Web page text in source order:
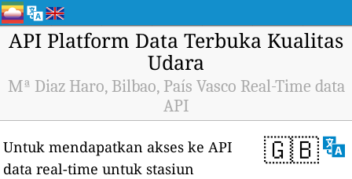
API Platform Data Terbuka Kualitas
Udara
Mª Diaz Haro, Bilbao, País Vasco Real-Time data
API
🇬🇧
Untuk mendapatkan akses ke API
data real-time untuk stasiun